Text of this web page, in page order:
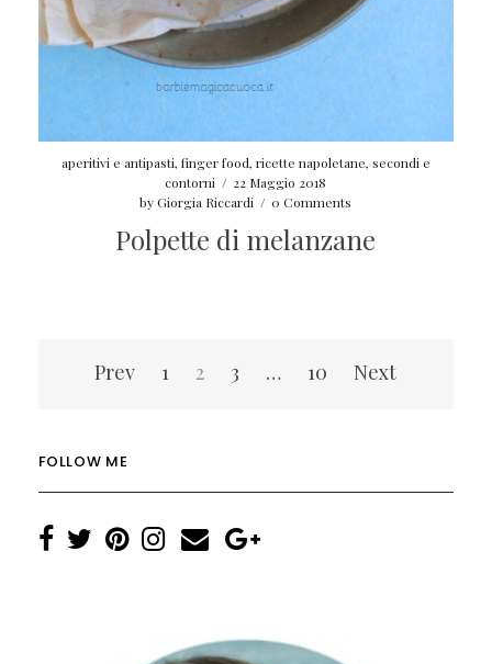
aperitivi e antipasti, finger food, ricette napoletane, secondi e
contorni / 22 Maggio 2018
byGiorgia Riccardi / 0 Comments
Polpette di melanzane
Navigazione
Prev 1 2 3 … 10 Next
FOLLOW ME